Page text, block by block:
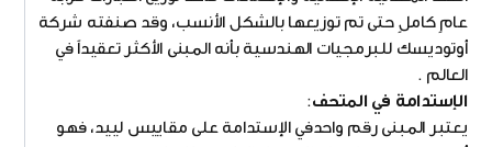
عامٍ كاملٍ حتى تم توزيعها بالشكل الأنسب، وقد صنفته شركة
أوتوديسك للبرمجيات الهندسية بأنه المبنى الأكثر تعقيداً في
العالم .
الإستدامة في المتحف:
يعتبر المبنى رقم واحدفي الإستدامة على مقاييس لييد، فهو